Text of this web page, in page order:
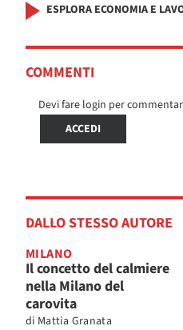
ESPLORA ECONOMIA E
COMMENTI
Devi fare login per
ACCEDI
DALLO STESSO AUTORE
MILANO
Il concetto del calmiere
nella Milano del
carovita
di Mattia Granata